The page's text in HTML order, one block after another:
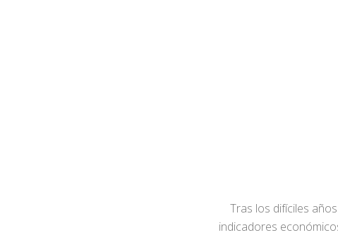
Tras los difíciles
indicadores